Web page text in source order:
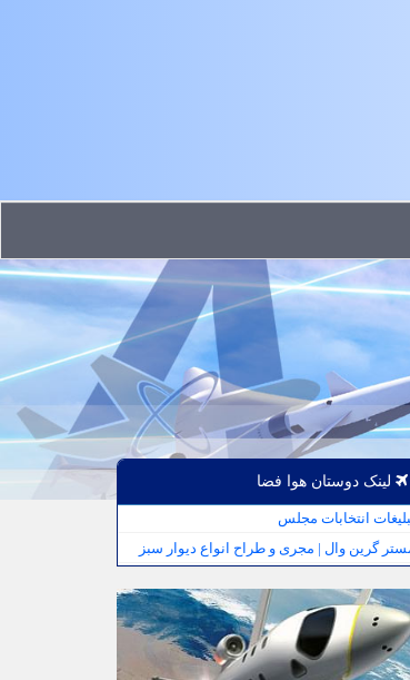
لینک دوستان هوا فضا
انتخابات مجلس
گرین وال | مجری و طراح انواع دیوار سبز